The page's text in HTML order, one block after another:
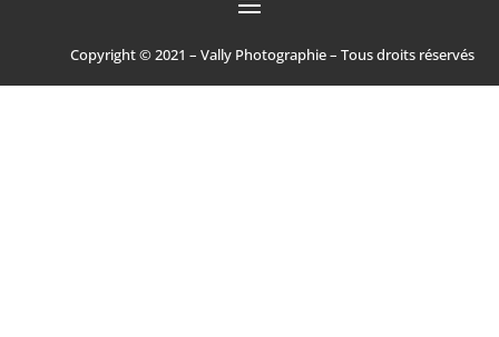
Copyright © 2021 – Vally Photographie – Tous droits réservés